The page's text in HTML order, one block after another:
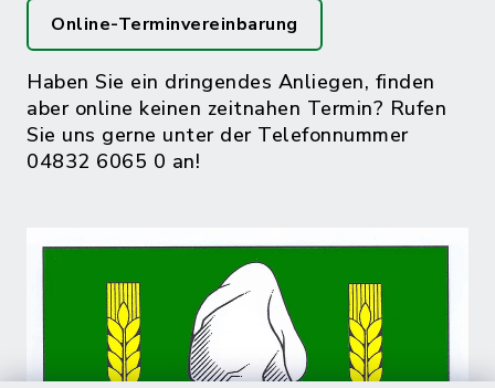
Online-Terminvereinbarung
Haben Sie ein dringendes Anliegen, finden
aber online keinen zeitnahen Termin? Rufen
Sie uns gerne unter der Telefonnummer
04832 6065 0 an!